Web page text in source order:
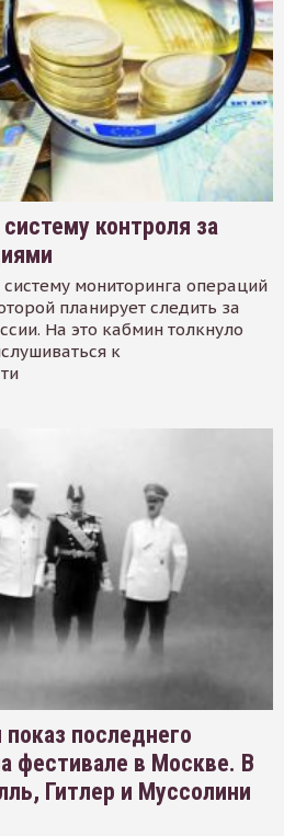
контроля за
мониторинга операций
планирует следить за
На это кабмин толкнуло
к
последнего
фестивале в Москве. В
Гитлер и Муссолини